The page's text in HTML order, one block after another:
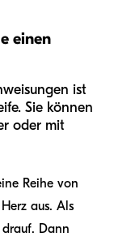
einen
ist
Sie können
oder mit
Reihe von
aus. Als
Dann